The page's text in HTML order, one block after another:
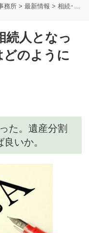
務所 > 最新情報 > 相続･遺産分割のコラム
人となっ
どのように
た。遺産分割
いか。